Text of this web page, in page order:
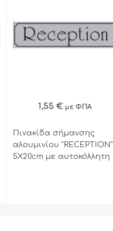
1,55 € με ΦΠΑ
Πινακίδα σήμανσης
αλουμινίου "RECEPTION"
5X20cm με αυτοκόλλητη